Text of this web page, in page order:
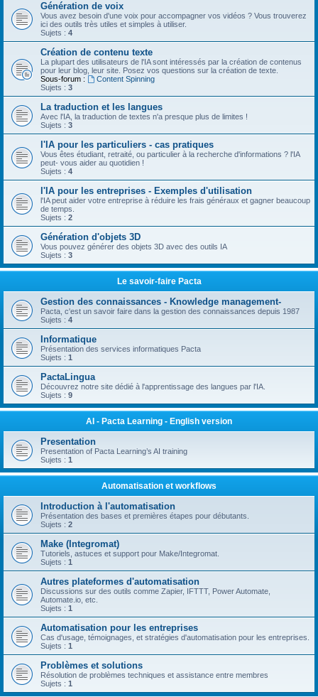
Génération de voix
Vous avez besoin d'une voix pour accompagner vos vidéos ? Vous trouverez
ici des outils très utiles et simples à utiliser.
Sujets : 4
Création de contenu texte
La plupart des utilisateurs de l'IA sont intéressés par la création de contenus
pour leur blog, leur site. Posez vos questions sur la création de texte.
Sous-forum :
Content Spinning
Sujets : 3
La traduction et les langues
Avec l'IA, la traduction de textes n'a presque plus de limites !
Sujets : 3
l'IA pour les particuliers - cas pratiques
Vous êtes étudiant, retraité, ou particulier à la recherche d'informations ? l'IA
peut- vous aider au quotidien !
Sujets : 4
l'IA pour les entreprises - Exemples d'utilisation
l'IA peut aider votre entreprise à réduire les frais généraux et gagner beaucoup
de temps.
Sujets : 2
Génération d'objets 3D
Vous pouvez générer des objets 3D avec des outils IA
Sujets : 3
Le savoir-faire Pacta
Gestion des connaissances - Knowledge management-
Pacta, c'est un savoir faire dans la gestion des connaissances depuis 1987
Sujets : 4
Informatique
Présentation des services informatiques Pacta
Sujets : 1
PactaLingua
Découvrez notre site dédié à l'apprentissage des langues par l'IA.
Sujets : 9
AI - Pacta Learning - English version
Presentation
Presentation of Pacta Learning’s AI training
Sujets : 1
Automatisation et workflows
Introduction à l'automatisation
Présentation des bases et premières étapes pour débutants.
Sujets : 2
Make (Integromat)
Tutoriels, astuces et support pour Make/Integromat.
Sujets : 1
Autres plateformes d'automatisation
Discussions sur des outils comme Zapier, IFTTT, Power Automate,
Automate.io, etc.
Sujets : 1
Automatisation pour les entreprises
Cas d'usage, témoignages, et stratégies d'automatisation pour les entreprises.
Sujets : 1
Problèmes et solutions
Résolution de problèmes techniques et assistance entre membres
Sujets : 1